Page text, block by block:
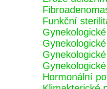
Funkční
Hormonální